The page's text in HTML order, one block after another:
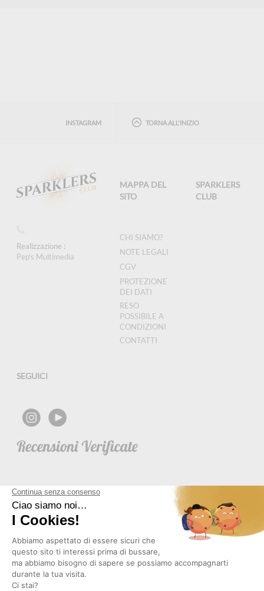
INSTAGRAM TORNA ALL'INIZIO
Realizzazione :
Pep's Multimedia
MAPPA DEL
SITO
CHI SIAMO?
NOTE LEGALI
CGV
PROTEZIONE
DEI DATI
RESO
POSSIBILE A
CONDIZIONI
CONTATTI
SPARKLERS
CLUB
SEGUICI
NEWSLETTER